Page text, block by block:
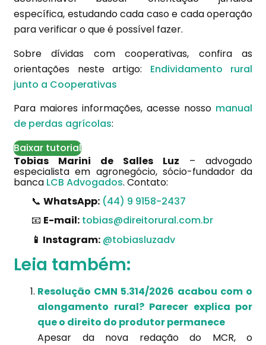
específica, estudando cada caso e cada operação
para verificar o que é possível fazer.
Sobre dívidas com cooperativas, confira as
orientações neste artigo: Endividamento rural
junto a Cooperativas
Para maiores informações, acesse nosso manual
de perdas agrícolas:
Baixar tutorial
Tobias Marini de Salles Luz – advogado
especialista em agronegócio, sócio-fundador da
banca LCB Advogados. Contato:
📞 WhatsApp: (44) 9 9158-2437
📧 E-mail: tobias@direitorural.com.br
📱 Instagram: @tobiasluzadv
Leia também:
Resolução CMN 5.314/2026 acabou com o
alongamento rural? Parecer explica por
que o direito do produtor permanece
Apesar da nova redação do MCR, o